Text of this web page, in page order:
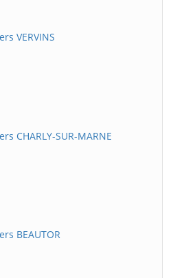
VERVINS
CHARLY-SUR-MARNE
BEAUTOR